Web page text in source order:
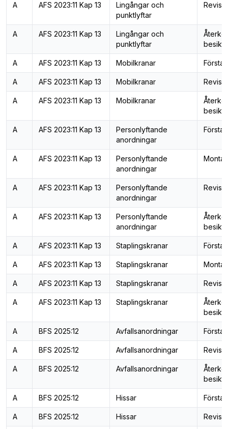
A AFS 2023:11 Kap 13
Lingångar och
punktlyftar
A AFS 2023:11 Kap 13
Lingångar och
punktlyftar
A AFS 2023:11 Kap 13 Mobilkranar Första
A AFS 2023:11 Kap 13 Mobilkranar
A AFS 2023:11 Kap 13 Mobilkranar
A AFS 2023:11 Kap 13
Personlyftande
anordningar
Första
A AFS 2023:11 Kap 13
Personlyftande
anordningar
A AFS 2023:11 Kap 13
Personlyftande
anordningar
A AFS 2023:11 Kap 13
Personlyftande
anordningar
A AFS 2023:11 Kap 13 Staplingskranar Första
A AFS 2023:11 Kap 13 Staplingskranar
A AFS 2023:11 Kap 13 Staplingskranar
A AFS 2023:11 Kap 13 Staplingskranar
A BFS 2025:12 Avfallsanordningar Första
A BFS 2025:12 Avfallsanordningar
A BFS 2025:12 Avfallsanordningar
A BFS 2025:12 Hissar Första
A BFS 2025:12 Hissar